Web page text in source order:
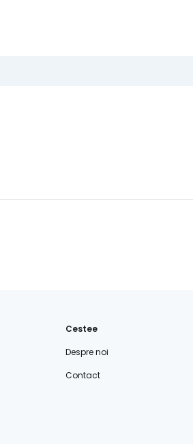
Cestee
Despre noi
Contact